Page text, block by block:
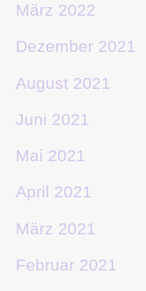
März 2022
Dezember 2021
August 2021
Juni 2021
Mai 2021
April 2021
März 2021
Februar 2021